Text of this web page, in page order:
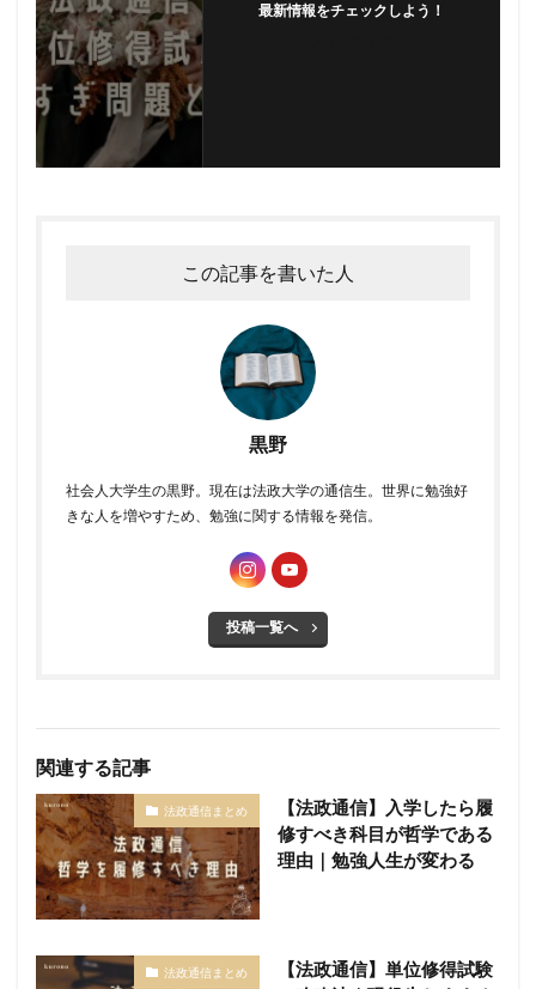
最新情報をチェックしよう！
この記事を書いた人
黒野
社会人大学生の黒野。現在は法政大学の通信生。世界に勉強好
きな人を増やすため、勉強に関する情報を発信。
投稿一覧へ
関連する記事
法政通信まとめ
【法政通信】入学したら履
修すべき科目が哲学である
理由｜勉強人生が変わる
法政通信まとめ
【法政通信】単位修得試験